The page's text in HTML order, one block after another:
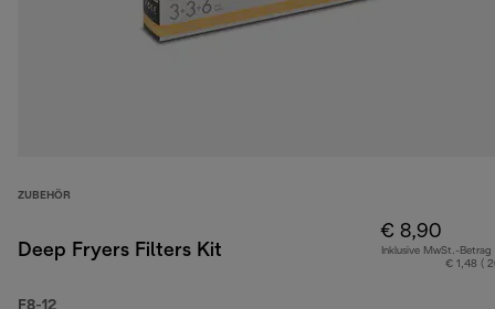
ZUBEHÖR
Deep Fryers Filters Kit
€ 8,90
Inklusive MwSt.-Betrag
€ 1,48 (